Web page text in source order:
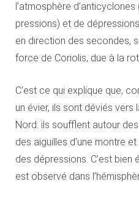
l’atmosphère
pressions) et de
en direction des secondes,
force de Coriolis, due à la
C’est ce qui explique que,
un évier, ils sont déviés vers
Nord: ils soufflent autour
des aiguilles d’une montre
des dépressions. C’est
est observé dans